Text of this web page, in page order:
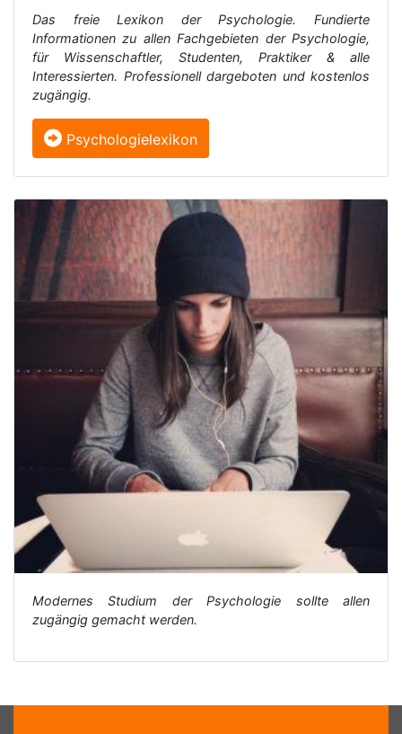
Das freie Lexikon der Psychologie. Fundierte
Informationen zu allen Fachgebieten der Psychologie,
für Wissenschaftler, Studenten, Praktiker & alle
Interessierten. Professionell dargeboten und kostenlos
zugängig.
Psychologielexikon
Modernes Studium der Psychologie sollte allen
zugängig gemacht werden.